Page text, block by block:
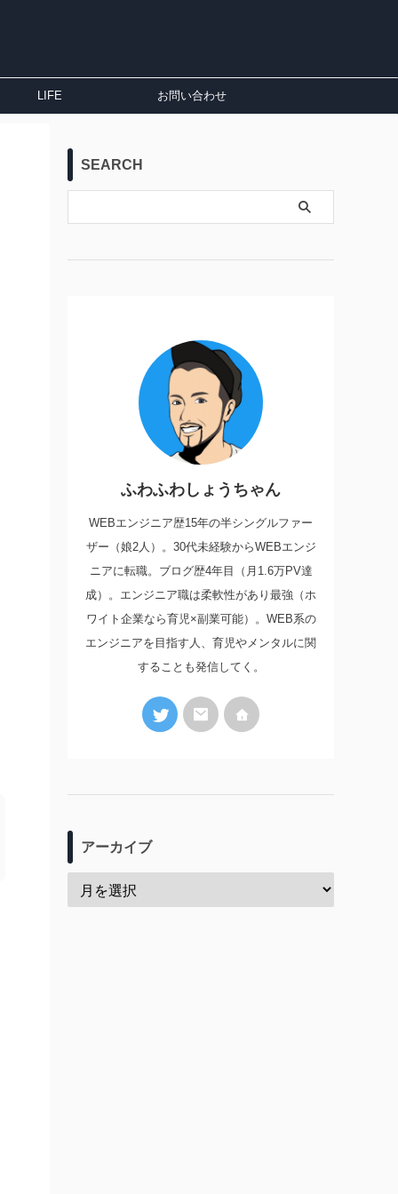
LIFE お問い合わせ
SEARCH
ふわふわしょうちゃん
WEBエンジニア歴15年の半シングルファー
ザー（娘2人）。30代未経験からWEBエンジ
ニアに転職。ブログ歴4年目（月1.6万PV達
成）。エンジニア職は柔軟性があり最強（ホ
ワイト企業なら育児×副業可能）。WEB系の
エンジニアを目指す人、育児やメンタルに関
することも発信してく。
アーカイブ